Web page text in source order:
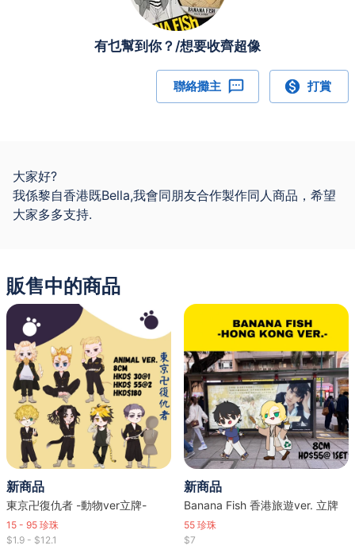
有乜幫到你？/想要收齊超像
聯絡攤主 打賞
大家好?
我係黎自香港既Bella,我會同朋友合作製作同人商品，希望
大家多多支持.
販售中的商品
新商品
東京卍復仇者 -動物ver立牌-
15 - 95 珍珠
$1.9 - $12.1
新商品
Banana Fish 香港旅遊ver. 立牌
55 珍珠
$7